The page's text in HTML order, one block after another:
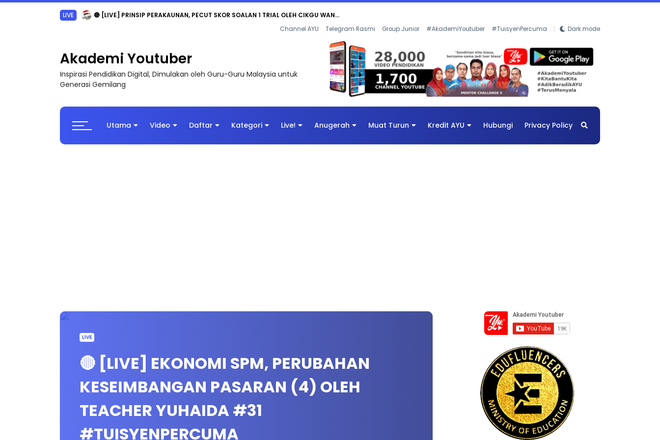
TRANSFORMASI DIGITAL GURU SIRI 7 : PAHLAWAN DIGITAL PENYELAMAT DUNIA
Channel AYU Telegram Rasmi Group Junior #AkademiYoutuber #TuisyenPercuma Dark mode
Akademi Youtuber
Inspirasi Pendidikan Digital, Dimulakan oleh Guru-Guru Malaysia untuk
Generasi Gemilang
Utama Video Daftar Kategori Live! Anugerah Muat Turun Kredit AYU Hubungi Privacy Policy
LIVE
🔴 [LIVE] EKONOMI SPM, PERUBAHAN
KESEIMBANGAN PASARAN (4) OLEH
TEACHER YUHAIDA #31
#TUISYENPERCUMA